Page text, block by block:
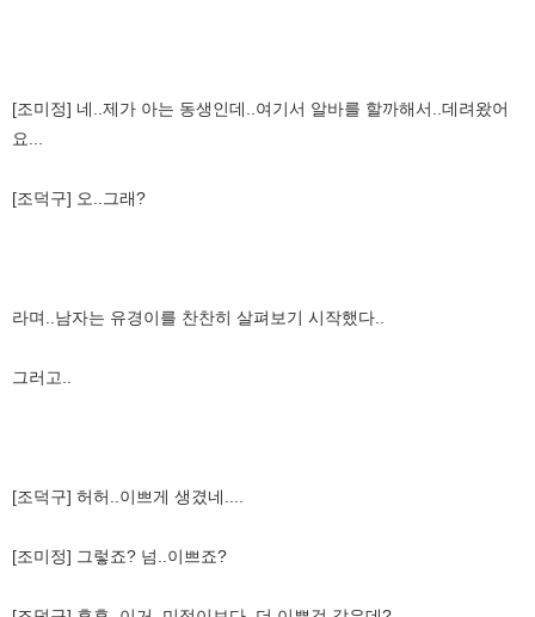
[조미정] 네..제가 아는 동생인데..여기서 알바를 할까해서..데려왔어
요...
[조덕구] 오..그래?
라며..남자는 유경이를 찬찬히 살펴보기 시작했다..
그러고..
[조덕구] 허허..이쁘게 생겼네....
[조미정] 그렇죠? 넘..이쁘죠?